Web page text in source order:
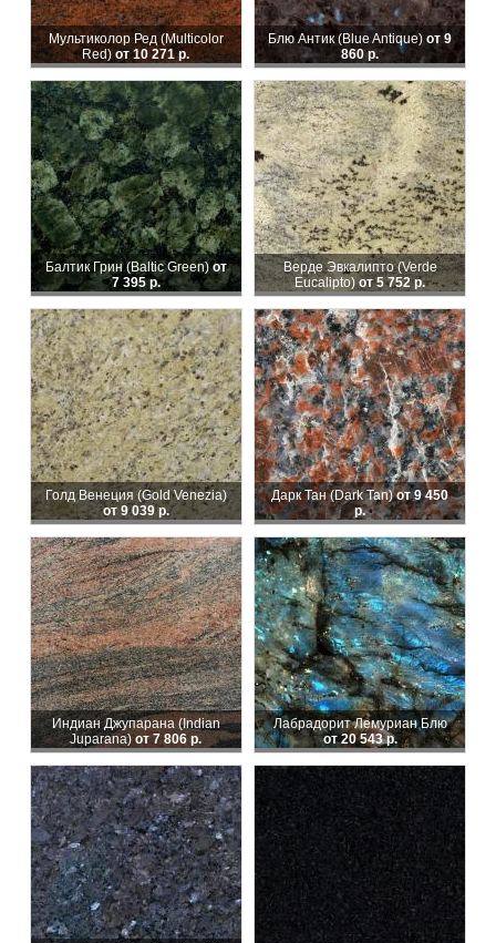
Мультиколор Ред (Multicolor
Red)от 10 271 р.
Блю Антик (Blue Antique) от 9
860 р.
Балтик Грин (Baltic Green)от
7 395 р.
Верде Эвкалипто (Verde
Eucalipto)от 5 752 р.
Голд Венеция (Gold Venezia)
от 9 039 р.
Дарк Тан (Dark Tan)от 9 450
р.
Индиан Джупарана (Indian
Juparana)от 7 806 р.
Лабрадорит Лемуриан Блю
от 20 543 р.